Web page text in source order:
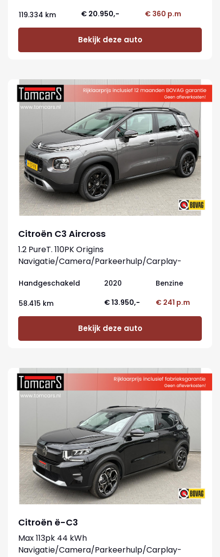
119.334 km € 20.950,- € 360 p.m
Bekijk deze auto
Citroën C3 Aircross
1.2 PureT. 110PK Origins
Navigatie/Camera/Parkeerhulp/Carplay-
Handgeschakeld 2020 Benzine
58.415 km € 13.950,- € 241 p.m
Bekijk deze auto
Citroën ë-C3
Max 113pk 44 kWh
Navigatie/Camera/Parkeerhulp/Carplay-